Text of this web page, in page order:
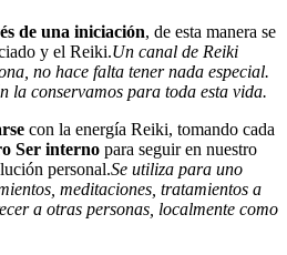
de una iniciación, de esta manera se
y el Reiki.Un canal de Reiki
no hace falta tener nada especial.
la conservamos para toda esta vida.
con la energía Reiki, tomando cada
Ser interno para seguir en nuestro
personal.Se utiliza para uno
meditaciones, tratamientos a
a otras personas, localmente como